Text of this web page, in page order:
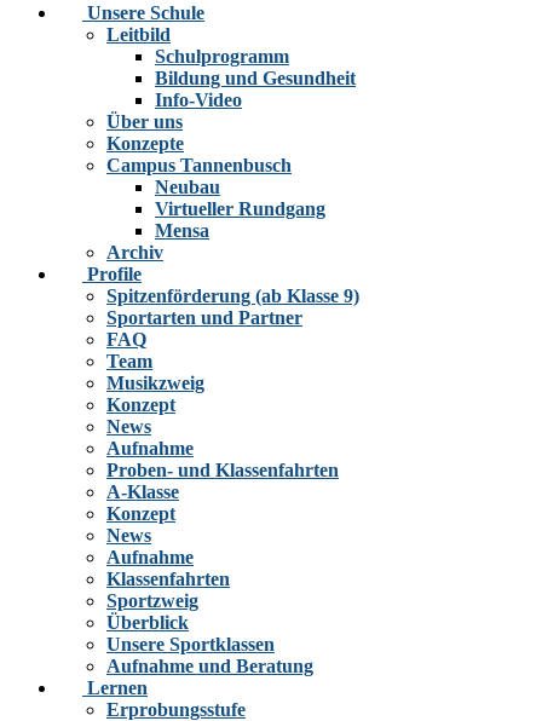
Unsere Schule
Leitbild
Schulprogramm
Bildung und Gesundheit
Info-Video
Über uns
Konzepte
Campus Tannenbusch
Neubau
Virtueller Rundgang
Mensa
Archiv
Profile
Spitzenförderung (ab Klasse 9)
Sportarten und Partner
FAQ
Team
Musikzweig
Konzept
News
Aufnahme
Proben- und Klassenfahrten
A-Klasse
Konzept
News
Aufnahme
Klassenfahrten
Sportzweig
Überblick
Unsere Sportklassen
Aufnahme und Beratung
Lernen
Erprobungsstufe